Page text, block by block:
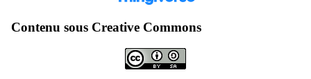
Contenu sous Creative Commons